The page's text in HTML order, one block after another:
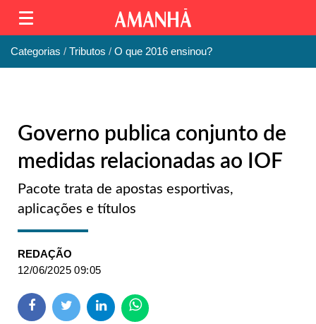
Categorias Tributos O que 2016 ensinou?
Governo publica conjunto de
medidas relacionadas ao IOF
Pacote trata de apostas esportivas,
aplicações e títulos
REDAÇÃO
12/06/2025 09:05